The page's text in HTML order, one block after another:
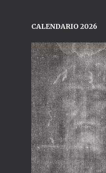
CALENDARIO 2026